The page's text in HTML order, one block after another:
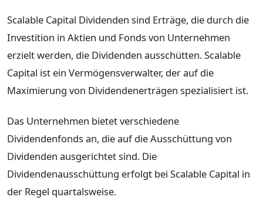
Scalable Capital Dividenden sind Erträge, die durch die
Investition in Aktien und Fonds von Unternehmen
erzielt werden, die Dividenden ausschütten. Scalable
Capital ist ein Vermögensverwalter, der auf die
Maximierung von Dividendenerträgen spezialisiert ist.
Das Unternehmen bietet verschiedene
Dividendenfonds an, die auf die Ausschüttung von
Dividenden ausgerichtet sind. Die
Dividendenausschüttung erfolgt bei Scalable Capital in
der Regel quartalsweise.